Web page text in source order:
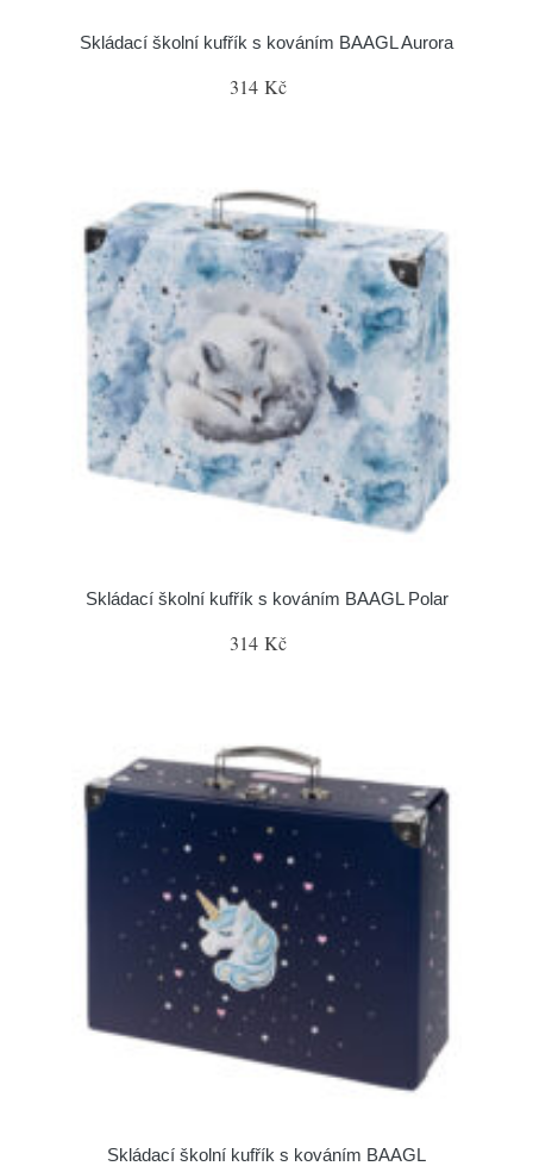
Skládací školní kufřík s kováním BAAGL Aurora
314 Kč
Skládací školní kufřík s kováním BAAGL Polar
314 Kč
Skládací školní kufřík s kováním BAAGL